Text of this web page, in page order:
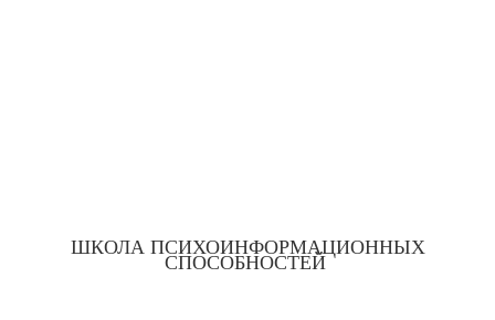
ШКОЛА ПСИХОИНФОРМАЦИОННЫХ
СПОСОБНОСТЕЙ